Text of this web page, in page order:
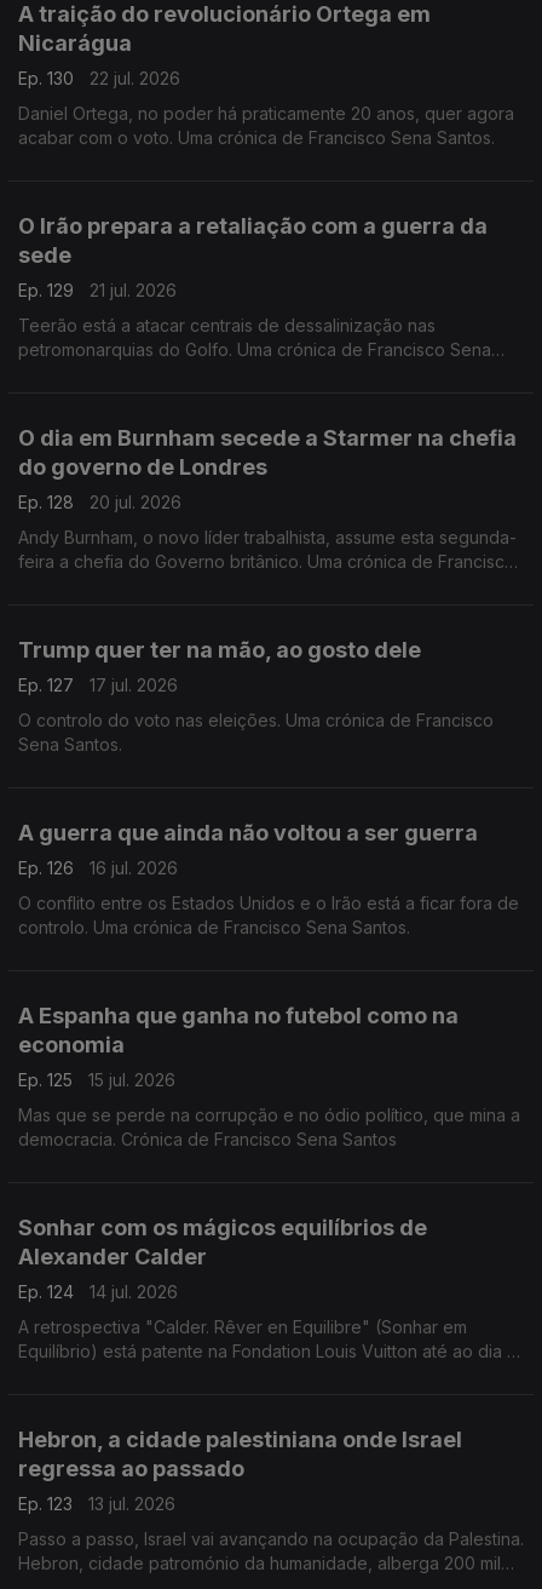
A traição do revolucionário Ortega em
Nicarágua
Ep. 130
22 jul. 2026
Daniel Ortega, no poder há praticamente 20 anos, quer agora
acabar com o voto. Uma crónica de Francisco Sena Santos.
O Irão prepara a retaliação com a guerra da
sede
Ep. 129
21 jul. 2026
Teerão está a atacar centrais de dessalinização nas
petromonarquias do Golfo. Uma crónica de Francisco Sena
O dia em Burnham secede a Starmer na chefia
do governo de Londres
Ep. 128
20 jul. 2026
Andy Burnham, o novo líder trabalhista, assume esta segunda-
feira a chefia do Governo britânico. Uma crónica de Francisco
Trump quer ter na mão, ao gosto dele
Ep. 127
17 jul. 2026
O controlo do voto nas eleições. Uma crónica de Francisco
Sena Santos.
A guerra que ainda não voltou a ser guerra
Ep. 126
16 jul. 2026
O conflito entre os Estados Unidos e o Irão está a ficar fora de
controlo. Uma crónica de Francisco Sena Santos.
A Espanha que ganha no futebol como na
economia
Ep. 125
15 jul. 2026
Mas que se perde na corrupção e no ódio político, que mina a
democracia. Crónica de Francisco Sena Santos
Sonhar com os mágicos equilíbrios de
Alexander Calder
Ep. 124
14 jul. 2026
A retrospectiva "Calder. Rêver en Equilibre" (Sonhar em
Equilíbrio) está patente na Fondation Louis Vuitton até ao dia 16
Hebron, a cidade palestiniana onde Israel
regressa ao passado
Ep. 123
13 jul. 2026
Passo a passo, Israel vai avançando na ocupação da Palestina.
Hebron, cidade patromónio da humanidade, alberga 200 mil